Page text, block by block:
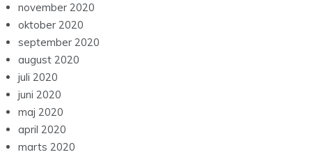
november 2020
oktober 2020
september 2020
august 2020
juli 2020
juni 2020
maj 2020
april 2020
marts 2020